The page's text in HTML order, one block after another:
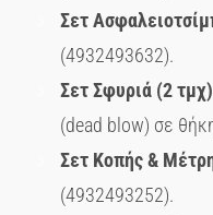
Σετ
(4932493632).
Σετ Σφυριά (2
(dead blow) σε
Σετ Κοπής &
(4932493252).